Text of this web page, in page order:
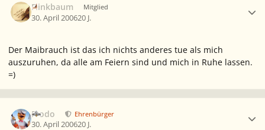
Flinkbaum Mitglied
30. April 200620 J.
Der Maibrauch ist das ich nichts anderes tue als mich
auszuruhen, da alle am Feiern sind und mich in Ruhe lassen.
=)
Frodo Ehrenbürger
30. April 200620 J.